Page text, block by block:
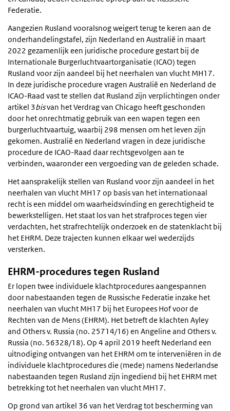
Federatie.
Aangezien Rusland vooralsnog weigert terug te keren aan de
onderhandelingstafel, zijn Nederland en Australië in maart
2022 gezamenlijk een juridische procedure gestart bij de
Internationale Burgerluchtvaartorganisatie (ICAO) tegen
Rusland voor zijn aandeel bij het neerhalen van vlucht MH17.
In deze juridische procedure vragen Australië en Nederland de
ICAO-Raad vast te stellen dat Rusland zijn verplichtingen onder
artikel 3bisvan het Verdrag van Chicago heeft geschonden
door het onrechtmatig gebruik van een wapen tegen een
burgerluchtvaartuig, waarbij 298 mensen om het leven zijn
gekomen. Australië en Nederland vragen in deze juridische
procedure de ICAO-Raad daar rechtsgevolgen aan te
verbinden, waaronder een vergoeding van de geleden schade.
Het aansprakelijk stellen van Rusland voor zijn aandeel in het
neerhalen van vlucht MH17 op basis van het internationaal
recht is een middel om waarheidsvinding en gerechtigheid te
bewerkstelligen. Het staat los van het strafproces tegen vier
verdachten, het strafrechtelijk onderzoek en de statenklacht bij
het EHRM. Deze trajecten kunnen elkaar wel wederzijds
versterken.
EHRM-procedures tegen Rusland
Er lopen twee individuele klachtprocedures aangespannen
door nabestaanden tegen de Russische Federatie inzake het
neerhalen van vlucht MH17 bij het Europees Hof voor de
Rechten van de Mens (EHRM). Het betreft de klachten Ayley
and Others v. Russia (no. 25714/16) en Angeline and Others v.
Russia (no. 56328/18). Op 4 april 2019 heeft Nederland een
uitnodiging ontvangen van het EHRM om te interveniëren in de
individuele klachtprocedures die (mede) namens Nederlandse
nabestaanden tegen Rusland zijn ingediend bij het EHRM met
betrekking tot het neerhalen van vlucht MH17.
Op grond van artikel 36 van het Verdrag tot bescherming van